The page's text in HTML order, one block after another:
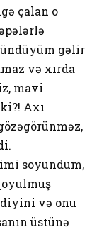
çalan o
gəlir
və xırda
mavi
Axı
soyundum,
və onu
üstünə